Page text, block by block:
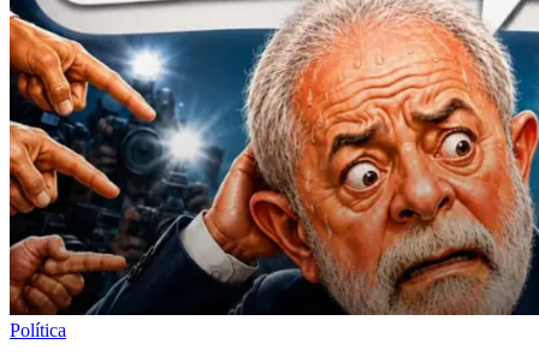
Política